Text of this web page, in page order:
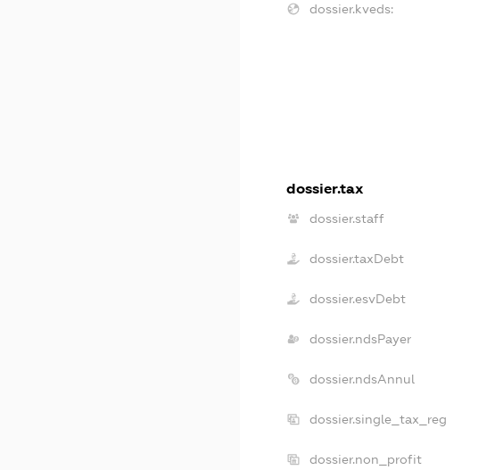
dossier.kveds:
dossier.tax
dossier.staff
dossier.taxDebt
dossier.esvDebt
dossier.ndsPayer
dossier.ndsAnnul
dossier.single_tax_reg
dossier.non_profit